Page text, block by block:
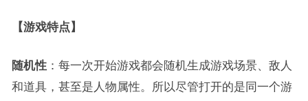
【游戏特点】
随机性：每一次开始游戏都会随机生成游戏场景、敌人
和道具，甚至是人物属性。所以尽管打开的是同一个游